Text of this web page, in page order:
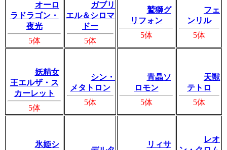
オーロ
ラドラゴン・
夜光
5体
ガブリ
エル＆シロマ
ドー
5体
鷲獅グ
リフォン
5体
フェ
ンリル
5体
妖精女
王エルザ・ス
カーレット
5体
シン・
メタトロン
5体
青晶ソ
ロモン
5体
天獣
テトロ
5体
氷姫シ リィサ
レオ